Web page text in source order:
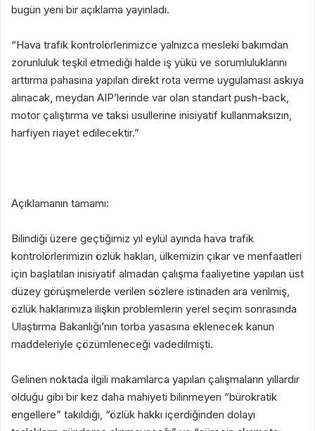
bugün yeni bir açıklama yayınladı.
“Hava trafik kontrolörlerimizce yalnızca mesleki bakımdan
zorunluluk teşkil etmediği halde iş yükü ve sorumluluklarını
arttırma pahasına yapılan direkt rota verme uygulaması askıya
alınacak, meydan AIP’lerinde var olan standart push-back,
motor çalıştırma ve taksi usullerine inisiyatif kullanmaksızın,
harfiyen riayet edilecektir.”
Açıklamanın tamamı:
Bilindiği üzere geçtiğimiz yıl eylül ayında hava trafik
kontrolörlerimizin özlük hakları, ülkemizin çıkar ve menfaatleri
için başlatılan inisiyatif almadan çalışma faaliyetine yapılan üst
düzey görüşmelerde verilen sözlere istinaden ara verilmiş,
özlük haklarımıza ilişkin problemlerin yerel seçim sonrasında
Ulaştırma Bakanlığı’nın torba yasasına eklenecek kanun
maddeleriyle çözümleneceği vadedilmişti.
Gelinen noktada ilgili makamlarca yapılan çalışmaların yıllardır
olduğu gibi bir kez daha mahiyeti bilinmeyen “bürokratik
engellere” takıldığı, “özlük hakkı içerdiğinden dolayı